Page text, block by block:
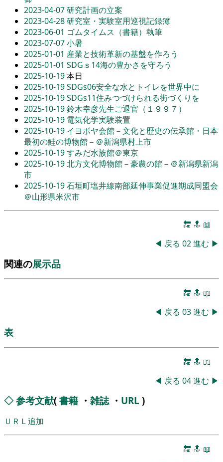
2023-04-07研究計画の立案
2023-04-28研究室・実験室用巡視記録簿
2023-06-01 ゴムタイムス（書籍）執筆
2023-07-07小暑
2025-01-01 産業と技術革新の基盤を作ろう
2025-01-01 SDGｓ14海の豊かさを守ろう
2025-10-19本日
2025-10-19SDGs06安全な水とトイレを世界中に
2025-10-19SDGs11住みつづけられる街づくりを
2025-10-19鈴木幸彦先生ご退官（１９９７）
2025-10-19 電気化学実験装置
2025-10-19 イヨボヤ会館－文化と歴史の伝承館・日本
最初の鮭の博物館－＠新潟県村上市
2025-10-19すみだ水族館＠東京
2025-10-19北方文化博物館－豪農の館－＠新潟県新潟
市
2025-10-19石垣町塩井線南部延伸事業促進期成同盟会
＠山形県米沢市
🔚 🔝 📖
◀ 戻る 02進む ▶
関連の展示品
🔚 🔝 📖
◀ 戻る 03進む ▶
表
🔚 🔝 📖
◀ 戻る 04進む ▶
◇ 参考文献( 書籍 ・ 雑誌・ URL )
ＵＲＬ追加
🔚 🔝 📖